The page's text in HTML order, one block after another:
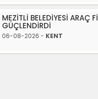
MEZİTLİ BELEDİYESİ ARAÇ
GÜÇLENDİRDİ
06-08-2026 - KENT